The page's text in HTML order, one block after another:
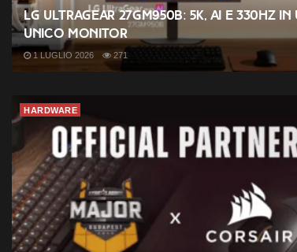
LG UltraGear 27GM950B: 5K, AI e 330Hz in
unico monitor
1 LUGLIO 2026 271
HARDWARE